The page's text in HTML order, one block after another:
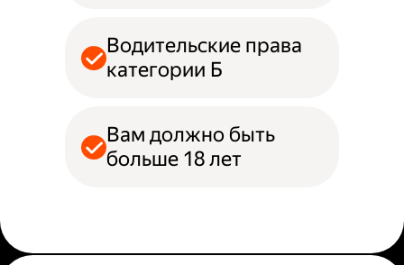
Водительские права
категории Б
Вам должно быть
больше 18 лет